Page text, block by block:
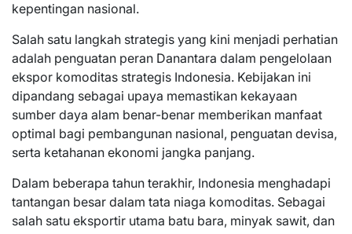
kepentingan nasional.
Salah satu langkah strategis yang kini menjadi perhatian
adalah penguatan peran Danantara dalam pengelolaan
ekspor komoditas strategis Indonesia. Kebijakan ini
dipandang sebagai upaya memastikan kekayaan
sumber daya alam benar-benar memberikan manfaat
optimal bagi pembangunan nasional, penguatan devisa,
serta ketahanan ekonomi jangka panjang.
Dalam beberapa tahun terakhir, Indonesia menghadapi
tantangan besar dalam tata niaga komoditas. Sebagai
salah satu eksportir utama batu bara, minyak sawit, dan